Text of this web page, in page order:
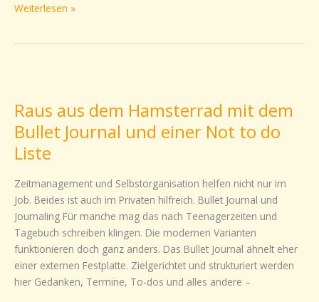
Weiterlesen »
Raus aus dem Hamsterrad mit dem
Bullet Journal und einer Not to do
Liste
Zeitmanagement und Selbstorganisation helfen nicht nur im
Job. Beides ist auch im Privaten hilfreich. Bullet Journal und
Journaling Für manche mag das nach Teenagerzeiten und
Tagebuch schreiben klingen. Die modernen Varianten
funktionieren doch ganz anders. Das Bullet Journal ähnelt eher
einer externen Festplatte. Zielgerichtet und strukturiert werden
hier Gedanken, Termine, To-dos und alles andere –
dem
Hamsterrad
mit
dem
Journal
und
einer
Not
to
do
Liste